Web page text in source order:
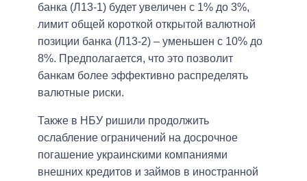
банка (Л13-1) будет увеличен с 1% до 3%,
лимит общей короткой открытой валютной
позиции банка (Л13-2) – уменьшен с 10% до
8%. Предполагается, что это позволит
банкам более эффективно распределять
валютные риски.
Также в НБУ ришили продолжить
ослабление ограничений на досрочное
погашение украинскими компаниями
внешних кредитов и займов в иностранной